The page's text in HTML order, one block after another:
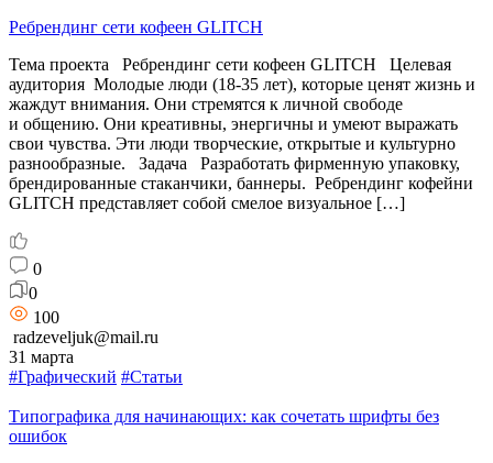
Ребрендинг сети кофеен GLITCH
Тема проекта Ребрендинг сети кофеен GLITCH Целевая
аудитория Молодые люди (18-35 лет), которые ценят жизнь и
жаждут внимания. Они стремятся к личной свободе
и общению. Они креативны, энергичны и умеют выражать
свои чувства. Эти люди творческие, открытые и культурно
разнообразные. Задача Разработать фирменную упаковку,
брендированные стаканчики, баннеры. Ребрендинг кофейни
GLITCH представляет собой смелое визуальное […]
0
0
100
radzeveljuk@mail.ru
31 марта
#Графический #Статьи
Типографика для начинающих: как сочетать шрифты без
ошибок